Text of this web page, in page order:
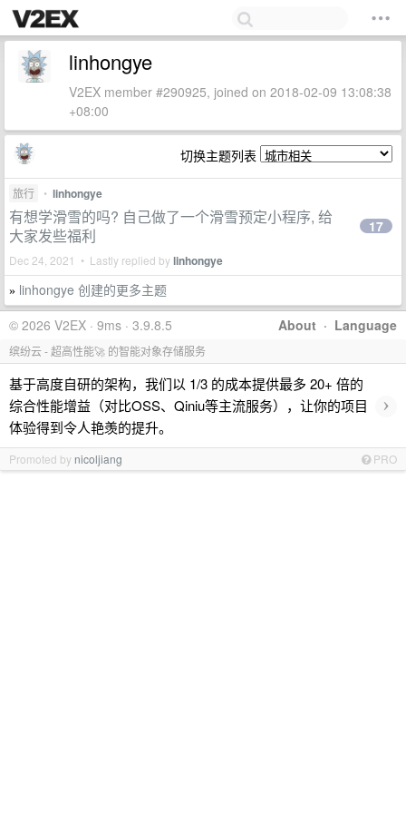
linhongye
V2EX member #290925, joined on 2018-02-09 13:08:38
+08:00
切换主题列表
旅行 • linhongye
有想学滑雪的吗? 自己做了一个滑雪预定小程序, 给
大家发些福利
Dec 24, 2021 • Lastly replied bylinhongye
17
» linhongye 创建的更多主题
About · Language
© 2026 V2EX · 9ms · 3.9.8.5
缤纷云 - 超高性能🚀 的智能对象存储服务
基于高度自研的架构，我们以 1/3 的成本提供最多 20+ 倍的
综合性能增益（对比OSS、Qiniu等主流服务），让你的项目
体验得到令人艳羡的提升。
›
Promoted by nicoljiang PRO